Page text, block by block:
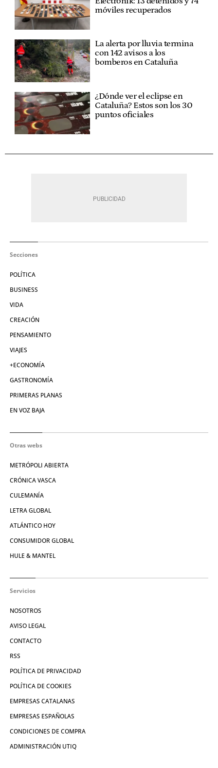
móviles recuperados
La alerta por lluvia termina
con 142 avisos a los
bomberos en Cataluña
¿Dónde ver el eclipse en
Cataluña? Estos son los 30
puntos oficiales
Secciones
POLÍTICA
BUSINESS
VIDA
CREACIÓN
PENSAMIENTO
VIAJES
+ECONOMÍA
GASTRONOMÍA
PRIMERAS PLANAS
EN VOZ BAJA
Otras webs
METRÓPOLI ABIERTA
CRÓNICA VASCA
CULEMANÍA
LETRA GLOBAL
ATLÁNTICO HOY
CONSUMIDOR GLOBAL
HULE & MANTEL
Servicios
NOSOTROS
AVISO LEGAL
CONTACTO
RSS
POLÍTICA DE PRIVACIDAD
POLÍTICA DE COOKIES
EMPRESAS CATALANAS
EMPRESAS ESPAÑOLAS
CONDICIONES DE COMPRA
ADMINISTRACIÓN UTIQ